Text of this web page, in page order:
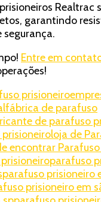
Realtrac
garantindo
Entre em
prisioneiro
fábrica de parafuso
de parafuso
loja de
encontrar
parafuso
parafuso prisioneiro
prisioneiro em